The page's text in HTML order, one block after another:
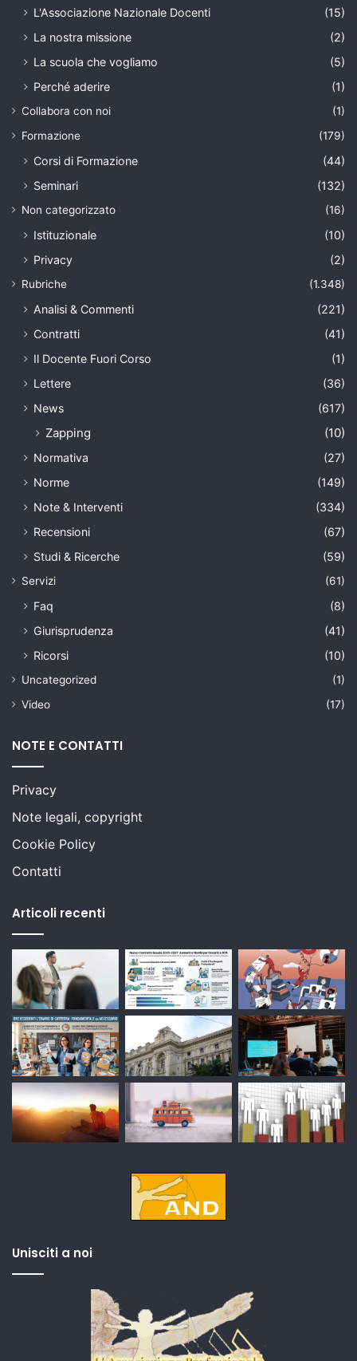
L'Associazione Nazionale Docenti
(15)
La nostra missione
(2)
La scuola che vogliamo
(5)
Perché aderire
(1)
Collabora con noi
(1)
Formazione
(179)
Corsi di Formazione
(44)
Seminari
(132)
Non categorizzato (16)
Istituzionale
(10)
Privacy
(2)
Rubriche (1.348)
Analisi & Commenti
(221)
Contratti
(41)
Il Docente Fuori Corso
(1)
Lettere
(36)
News
(617)
Zapping (10)
Normativa
(27)
Norme
(149)
Note & Interventi
(334)
Recensioni
(67)
Studi & Ricerche
(59)
Servizi (61)
Faq
(8)
Giurisprudenza
(41)
Ricorsi
(10)
Uncategorized
(1)
Video
(17)
NOTE E CONTATTI
Privacy
Note legali, copyright
Cookie Policy
Contatti
Articoli recenti
Unisciti a noi